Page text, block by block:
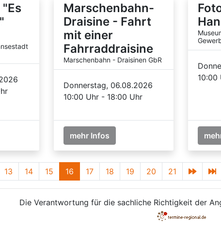
"Es
Marschenbahn-
Draisine - Fahrt
mit einer
Fahrraddraisine
Marschenbahn - Draisinen GbR
Donnerstag, 06.08.2026
10:00 Uhr - 18:00 Uhr
mehr Infos
10:00
13 14 15 16 17 18 19 20 21
Die Verantwortung für die sachliche Richtigkeit der